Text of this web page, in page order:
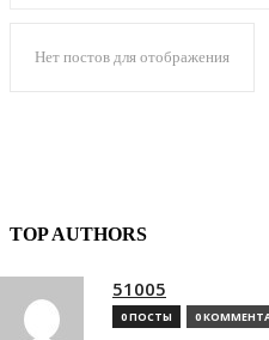
Нет постов для отображения
TOP AUTHORS
51005
0 ПОСТЫ 0